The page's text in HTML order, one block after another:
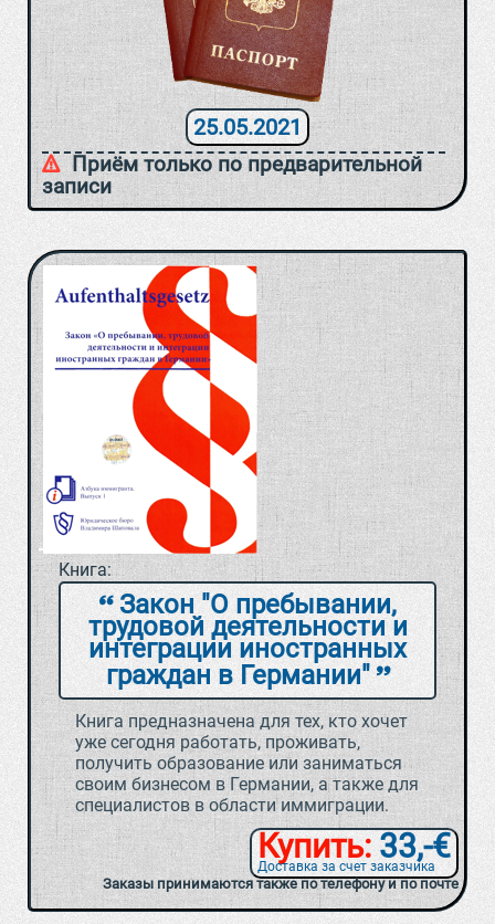
25.05.2021
Приём только по предварительной
записи
Книга:
Закон "О пребывании,
трудовой деятельности и
интеграции иностранных
граждан в Германии"
Книга предназначена для тех, кто хочет
уже сегодня работать, проживать,
получить образование или заниматься
своим бизнесом в Германии, а также для
специалистов в области иммиграции.
Купить: 33,-€
Доставка за счет заказчика
Заказы принимаются также по телефону и по почте